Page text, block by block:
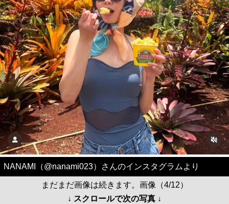
NANAMI（@nanami023）さんのインスタグラムより
まだまだ画像は続きます。画像（4/12）
↓ スクロールで次の写真 ↓